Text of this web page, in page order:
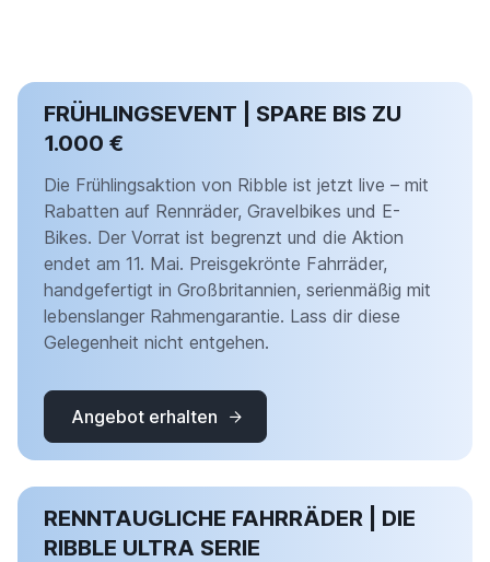
FRÜHLINGSEVENT | SPARE BIS ZU
1.000 €
Die Frühlingsaktion von Ribble ist jetzt live – mit
Rabatten auf Rennräder, Gravelbikes und E-
Bikes. Der Vorrat ist begrenzt und die Aktion
endet am 11. Mai. Preisgekrönte Fahrräder,
handgefertigt in Großbritannien, serienmäßig mit
lebenslanger Rahmengarantie. Lass dir diese
Gelegenheit nicht entgehen.
Angebot erhalten
RENNTAUGLICHE FAHRRÄDER | DIE
RIBBLE ULTRA SERIE